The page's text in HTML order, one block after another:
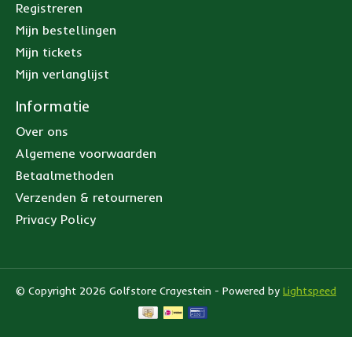
Registreren
Mijn bestellingen
Mijn tickets
Mijn verlanglijst
Informatie
Over ons
Algemene voorwaarden
Betaalmethoden
Verzenden & retourneren
Privacy Policy
© Copyright 2026 Golfstore Crayestein - Powered by Lightspeed